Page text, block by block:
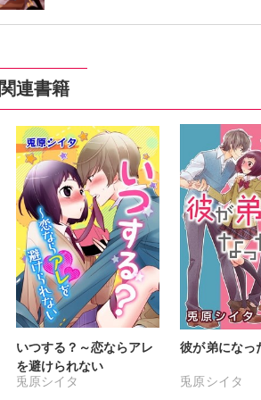
関連書籍
いつする？～恋ならアレ
を避けられない
兎原シイタ
彼が弟になっ
兎原シイタ